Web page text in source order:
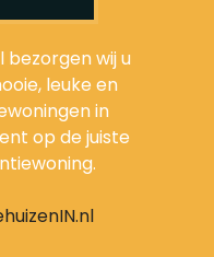
bezorgen wij u
leuke en
in
op de juiste